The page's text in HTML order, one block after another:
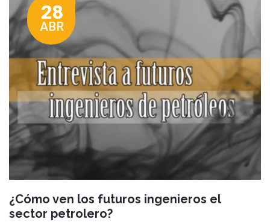
28
ABR
¿Cómo ven los futuros ingenieros el
sector petrolero?